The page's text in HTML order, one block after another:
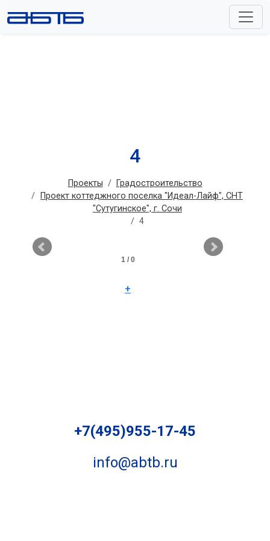
4
Проекты
Градостроительство
Проект коттеджного поселка "Идеал-Лайф", СНТ
"Сутугинское", г. Сочи
4
1 / 0
+
+7(495)955-17-45
info@abtb.ru